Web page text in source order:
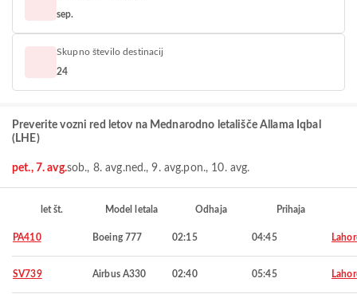
sep.
Skupno število destinacij
24
Preverite vozni red letov na Mednarodno letališče Allama Iqbal
(LHE)
pet., 7. avg.sob., 8. avg.ned., 9. avg.pon., 10. avg.
let št. Model letala Odhaja Prihaja
PA410 Boeing 777 02:15 04:45
SV739 Airbus A330 02:40 05:45